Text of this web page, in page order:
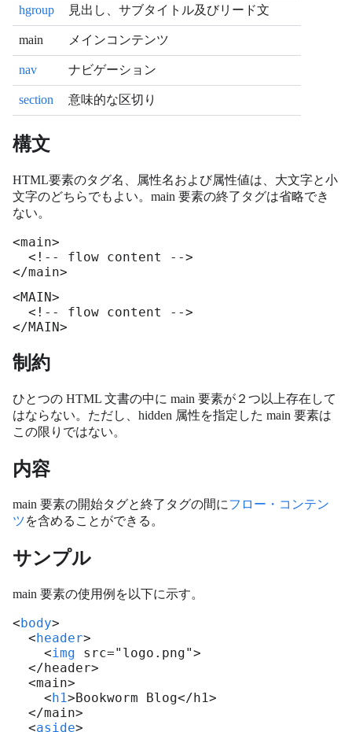
hgroup 見出し、サブタイトル及びリード文
main メインコンテンツ
nav ナビゲーション
section 意味的な区切り
構文
HTML要素のタグ名、属性名および属性値は、大文字と小
文字のどちらでもよい。main 要素の終了タグは省略でき
ない。
<main>
  <!-- flow content -->
</main>
<MAIN>
  <!-- flow content -->
</MAIN>
制約
ひとつの HTML 文書の中に main 要素が２つ以上存在して
はならない。ただし、hidden 属性を指定した main 要素は
この限りではない。
内容
main 要素の開始タグと終了タグの間にフロー・コンテン
ツを含めることができる。
サンプル
main 要素の使用例を以下に示す。
< body>
  <
header>
    <
img src="logo.png">
  </header>
  <main>
    <
h1>Bookworm Blog</h1>
  </main>
  <
aside>